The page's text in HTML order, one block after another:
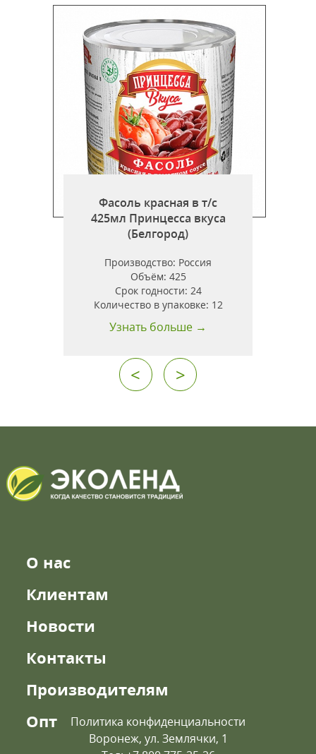
Фасоль красная в т/с
425мл Принцесса вкуса
(Белгород)
Производство: Россия
Объём: 425
Срок годности: 24
Количество в упаковке: 12
Узнать больше →
< >
О нас
Клиентам
Новости
Контакты
Производителям
Опт
Политика конфиденциальности
Воронеж, ул. Землячки, 1